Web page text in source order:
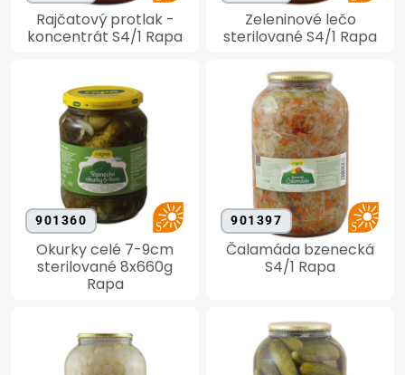
Rajčatový protlak -
koncentrát S4/1 Rapa
Zeleninové lečo
sterilované S4/1 Rapa
901360
Okurky celé 7-9cm
sterilované 8x660g
Rapa
901397
Čalamáda bzenecká
S4/1 Rapa